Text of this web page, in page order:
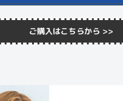
ご購入はこちらから >>